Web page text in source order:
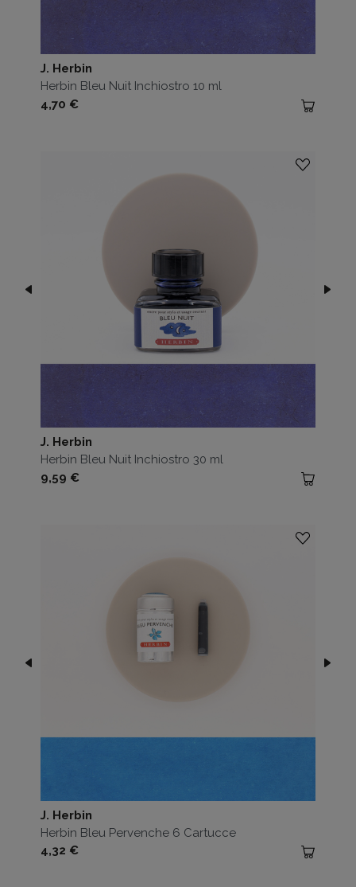
J. Herbin
Herbin Bleu Nuit Inchiostro 10 ml
Prezzo
4,70 €
J. Herbin
Herbin Bleu Nuit Inchiostro 30 ml
Prezzo
9,59 €
J. Herbin
Herbin Bleu Pervenche 6 Cartucce
Prezzo
4,32 €